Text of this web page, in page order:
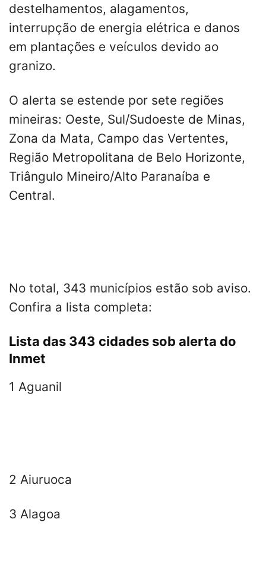
destelhamentos, alagamentos,
interrupção de energia elétrica e danos
em plantações e veículos devido ao
granizo.
O alerta se estende por sete regiões
mineiras: Oeste, Sul/Sudoeste de Minas,
Zona da Mata, Campo das Vertentes,
Região Metropolitana de Belo Horizonte,
Triângulo Mineiro/Alto Paranaíba e
Central.
No total, 343 municípios estão sob aviso.
Confira a lista completa:
Lista das 343 cidades sob alerta do
Inmet
1 Aguanil
2 Aiuruoca
3 Alagoa